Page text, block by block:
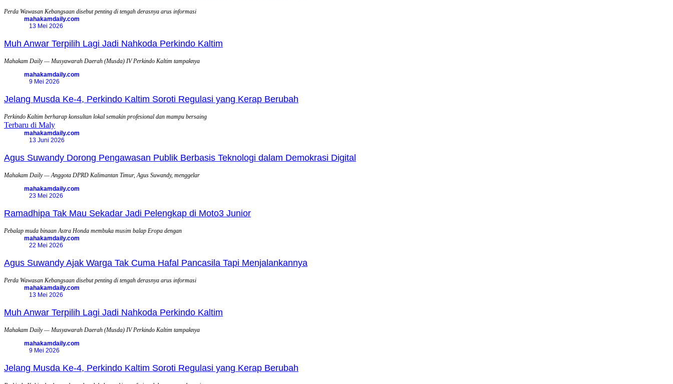
Perda Wawasan Kebangsaan disebut penting di tengah derasnya arus informasi
mahakamdaily.com
13 Mei 2026
Muh Anwar Terpilih Lagi Jadi Nahkoda Perkindo Kaltim
Mahakam Daily — Musyawarah Daerah (Musda) IV Perkindo Kaltim tampaknya
mahakamdaily.com
9 Mei 2026
Jelang Musda Ke-4, Perkindo Kaltim Soroti Regulasi yang Kerap Berubah
Perkindo Kaltim berharap konsultan lokal semakin profesional dan mampu bersaing
Terbaru di Maly
mahakamdaily.com
13 Juni 2026
Agus Suwandy Dorong Pengawasan Publik Berbasis Teknologi dalam Demokrasi Digital
Mahakam Daily — Anggota DPRD Kalimantan Timur, Agus Suwandy, menggelar
mahakamdaily.com
23 Mei 2026
Ramadhipa Tak Mau Sekadar Jadi Pelengkap di Moto3 Junior
Pebalap muda binaan Astra Honda membuka musim balap Eropa dengan
mahakamdaily.com
22 Mei 2026
Agus Suwandy Ajak Warga Tak Cuma Hafal Pancasila Tapi Menjalankannya
Perda Wawasan Kebangsaan disebut penting di tengah derasnya arus informasi
mahakamdaily.com
13 Mei 2026
Muh Anwar Terpilih Lagi Jadi Nahkoda Perkindo Kaltim
Mahakam Daily — Musyawarah Daerah (Musda) IV Perkindo Kaltim tampaknya
mahakamdaily.com
9 Mei 2026
Jelang Musda Ke-4, Perkindo Kaltim Soroti Regulasi yang Kerap Berubah